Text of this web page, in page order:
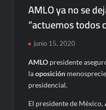
AMLO ya no se
“actuemos todos
junio 15, 2020
AMLO presidente
laoposición
presidencial.
El presidente de México,